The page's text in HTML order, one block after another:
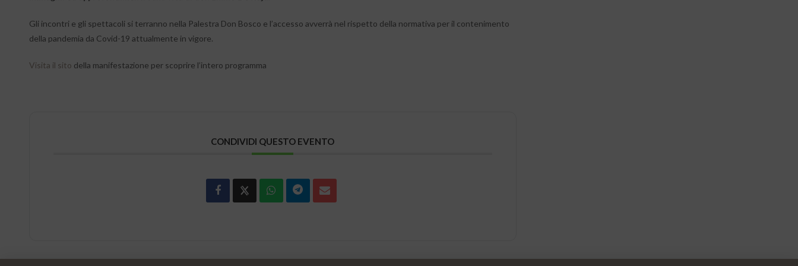
Gli incontri e gli spettacoli si terranno nella Palestra Don Bosco e l’accesso avverrà nel rispetto della normativa per il contenimento
della pandemia da Covid-19 attualmente in vigore.
Visita il sito della manifestazione per scoprire l’intero programma
CONDIVIDI QUESTO EVENTO